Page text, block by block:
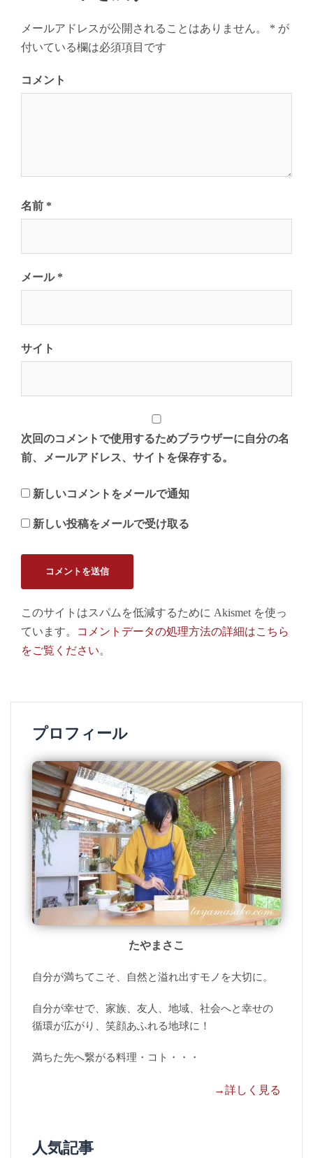
ン
メールアドレスが公開されることはありません。 * が
付いている欄は必須項目です
コメント
名前 *
メール *
サイト
次回のコメントで使用するためブラウザーに自分の名
前、メールアドレス、サイトを保存する。
新しいコメントをメールで通知
新しい投稿をメールで受け取る
このサイトはスパムを低減するために Akismet を使っ
ています。
コメントデータの処理方法の詳細はこちら
をご覧ください。
プロフィール
たやまさこ
自分が満ちてこそ、自然と溢れ出すモノを大切に。
自分が幸せで、家族、友人、地域、社会へと幸せの
循環が広がり、笑顔あふれる地球に！
満ちた先へ繋がる料理・コト・・・
→詳しく見る
人気記事